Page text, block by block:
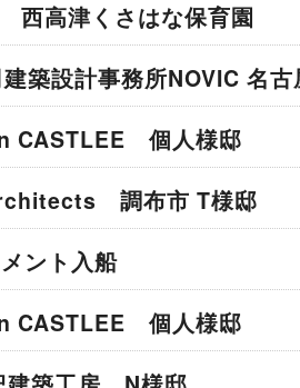
高津くさはな保育園
築設計事務所NOVIC 名
CASTLEE 個人様邸
調布市 T様邸
ント入船
CASTLEE 個人様邸